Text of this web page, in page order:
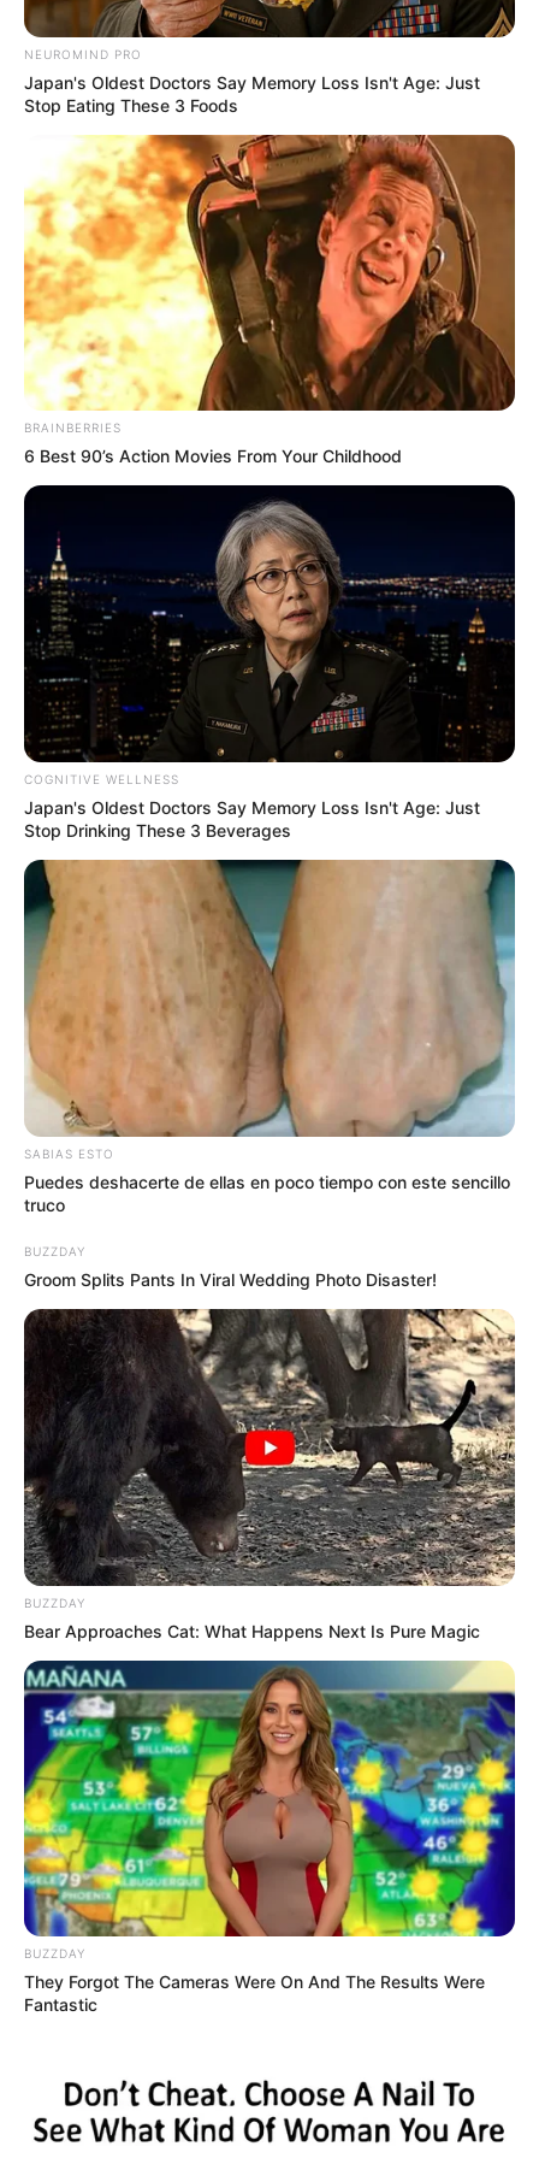
Ultima Hora EEUU
da inicio a la gu…
Ver más
28 January, 2026 byadmin
Ultima Hora EEUU
da inicio a la gu…
Ver más
NEUROMIND PRO
Japan's Oldest Doctors Say Memory Loss Isn't Age: Just
Stop Eating These 3 Foods
BRAINBERRIES
6 Best 90’s Action Movies From Your Childhood
COGNITIVE WELLNESS
Japan's Oldest Doctors Say Memory Loss Isn't Age: Just
Stop Drinking These 3 Beverages
SABIAS ESTO
Puedes deshacerte de ellas en poco tiempo con este sencillo
truco
BUZZDAY
Groom Splits Pants In Viral Wedding Photo Disaster!
BUZZDAY
Bear Approaches Cat: What Happens Next Is Pure Magic
BUZZDAY
They Forgot The Cameras Were On And The Results Were
Fantastic